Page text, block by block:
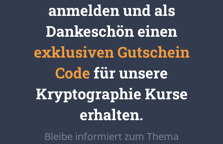
anmelden und als
Dankeschön einen
exklusiven Gutschein
Code für unsere
Kryptographie Kurse
erhalten.
Bleibe informiert zum Thema